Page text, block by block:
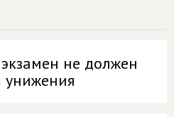
не должен
унижения